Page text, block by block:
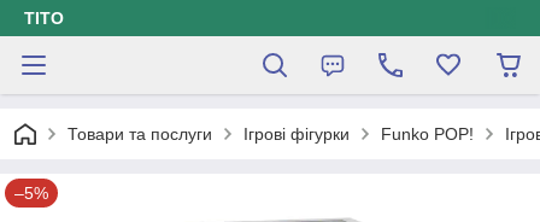
ТІТО
Товари та послуги Ігрові фігурки Funko POP!
–5%